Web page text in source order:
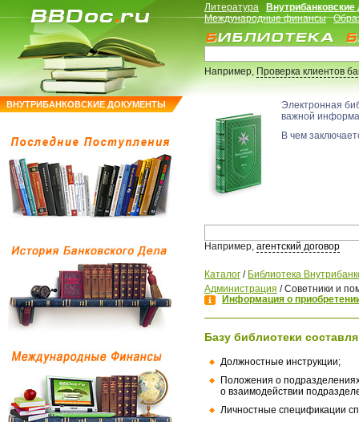
ВНУТРИБАНКОВСКИЕ ДОКУМЕНТЫ
Литература
Международные финансы
Например,Проверка клиентов
Электронная
важной
В чем
Например, агентский договор
Каталог / Библиотека
Администрация /Советники и
Информация о
Базу библиотеки
Должностные инструкции;
Положения о
о взаимодействии
Личностные спецификации